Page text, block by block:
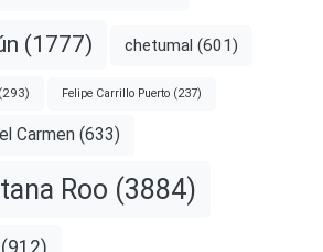
(1777) chetumal (601)
(293) Felipe Carrillo Puerto(237)
Carmen (633)
Roo (3884)